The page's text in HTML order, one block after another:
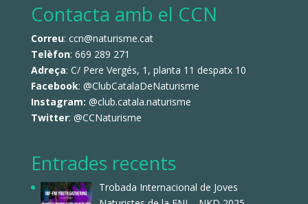
Contacta amb el CCN
Correu: ccn@naturisme.cat
Telèfon: 669 289 271
Adreça: C/ Pere Vergés, 1, planta 11 despatx 10
Facebook: @ClubCatalaDeNaturisme
Instagram: @club.catala.naturisme
Twitter: @CCNaturisme
Entrades recents
Trobada Internacional de Joves